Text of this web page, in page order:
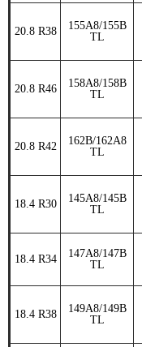
20.8 R38
155A8/155B
TL
20.8 R46
158A8/158B
TL
20.8 R42
162B/162A8
TL
18.4 R30
145A8/145B
TL
18.4 R34
147A8/147B
TL
18.4 R38
149A8/149B
TL